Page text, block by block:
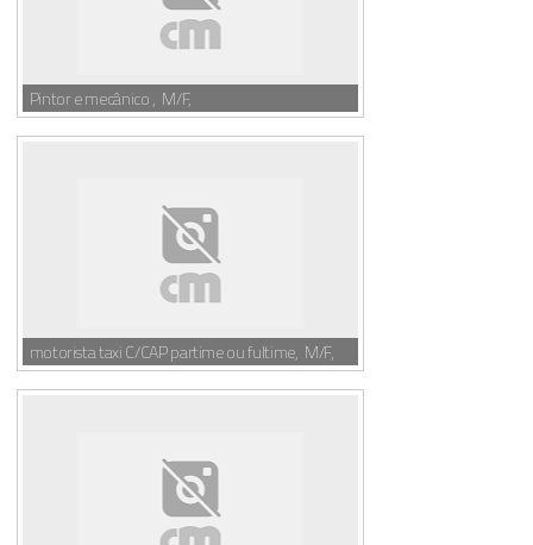
Pintor e mecânico , M/F,
motorista taxi C/CAP partime ou fultime, M/F,